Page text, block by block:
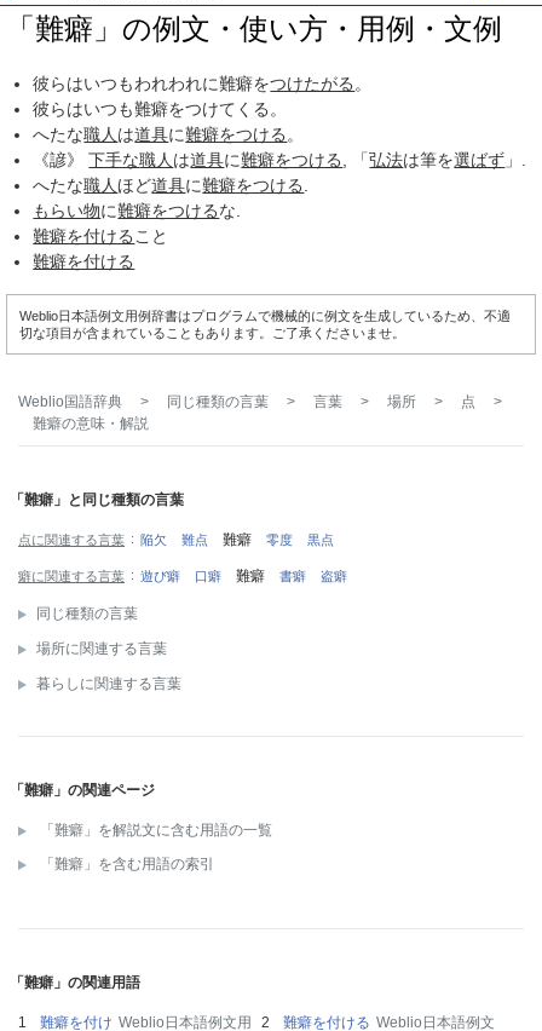
「難癖」の例文・使い方・用例・文例
彼らはいつもわれわれに難癖をつけたがる。
彼らはいつも難癖をつけてくる。
へたな職人は道具に難癖をつける。
《諺》下手な職人は道具に難癖をつける, 「弘法は筆を選ばず 」.
へたな職人ほど道具に難癖をつける.
もらい物に難癖をつけるな.
難癖を付けること
難癖を付ける
Weblio日本語例文用例辞書はプログラムで機械的に例文を生成しているため、不適
切な項目が含まれていることもあります。ご了承くださいませ。
Weblio国語辞典 > 同じ種類の言葉 > 言葉 > 場所 > 点
>
難癖の意味・解説
「難癖」と同じ種類の言葉
点に関連する言葉 陥欠 難点 難癖 零度 黒点
癖に関連する言葉 遊び癖 口癖 難癖 書癖 盗癖
同じ種類の言葉
場所に関連する言葉
暮らしに関連する言葉
「難癖」の関連ページ
「難癖」を解説文に含む用語の一覧
「難癖」を含む用語の索引
「難癖」の関連用語
難癖を付け Weblio日本語例文用 難癖を付ける Weblio日本語例文